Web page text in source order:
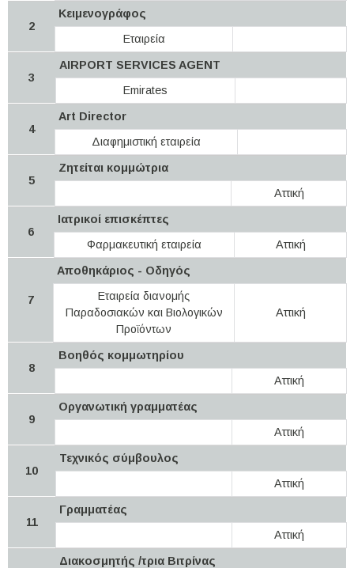
2
Κειμενογράφος
Εταιρεία
3
AIRPORT SERVICES AGENT
Emirates
4
Αrt Director
Διαφημιστική εταιρεία
5
Ζητείται κομμώτρια
Αττική
6
Ιατρικοί επισκέπτες
Φαρμακευτική εταιρεία
Αττική
7
Αποθηκάριος - Οδηγός
Εταιρεία διανομής
Παραδοσιακών και Βιολογικών
Προϊόντων
Αττική
8
Βοηθός κομμωτηρίου
Αττική
9
Οργανωτική γραμματέας
Αττική
10
Τεχνικός σύμβουλος
Αττική
11
Γραμματέας
Αττική
Διακοσμητής /τρια Βιτρίνας